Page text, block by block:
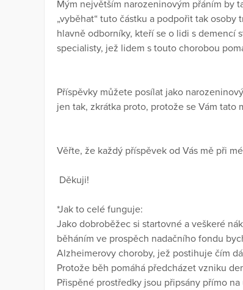
Mým největším narozeninovým přáním by
„vyběhat“ tuto částku a podpořit tak
hlavně odborníky, kteří se o lidi s demencí
specialisty, jež lidem s touto chorobou
Příspěvky můžete posílat jako
jen tak, zkrátka proto, protože se Vám tato
Věřte, že každý příspěvek od Vás mě při
Děkuji!
*Jak to celé funguje:
Jako dobroběžec si startovné a veškeré
běháním ve prospěch nadačního fondu
Alzheimerovy choroby, jež postihuje čím
Protože běh pomáhá předcházet vzniku
Přispěné prostředky jsou připsány přímo